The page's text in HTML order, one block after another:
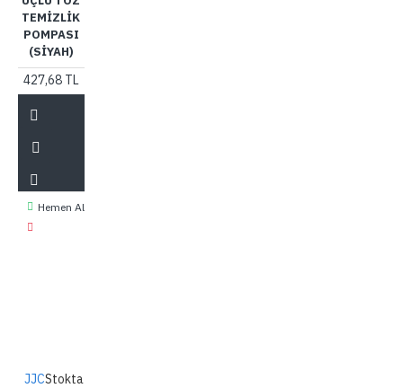
TEMIZLIK
POMPASI
(SIYAH)
427,68 TL
Hemen Al
JJCStokta